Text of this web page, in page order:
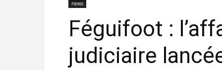
news
Féguifoot :
judiciaire